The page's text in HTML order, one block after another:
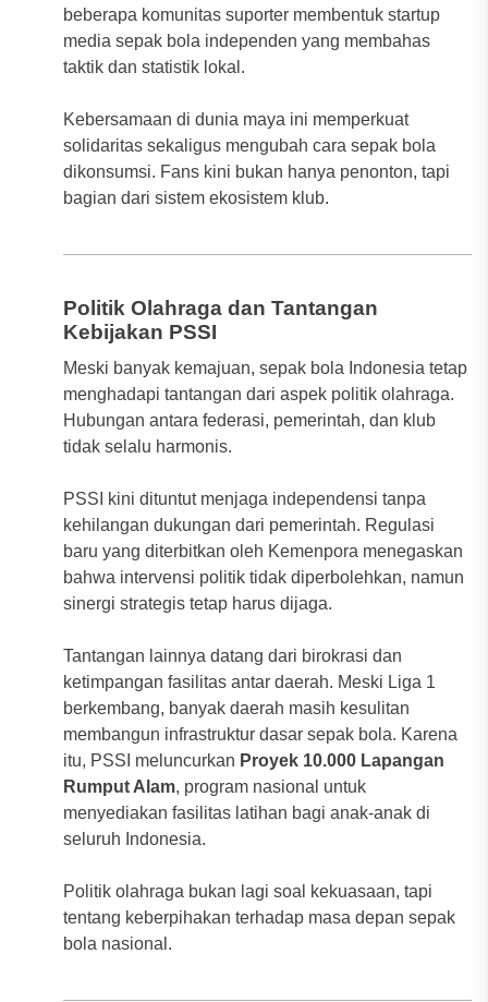
beberapa komunitas suporter membentuk startup
media sepak bola independen yang membahas
taktik dan statistik lokal.
Kebersamaan di dunia maya ini memperkuat
solidaritas sekaligus mengubah cara sepak bola
dikonsumsi. Fans kini bukan hanya penonton, tapi
bagian dari sistem ekosistem klub.
Politik Olahraga dan Tantangan
Kebijakan PSSI
Meski banyak kemajuan, sepak bola Indonesia tetap
menghadapi tantangan dari aspek politik olahraga.
Hubungan antara federasi, pemerintah, dan klub
tidak selalu harmonis.
PSSI kini dituntut menjaga independensi tanpa
kehilangan dukungan dari pemerintah. Regulasi
baru yang diterbitkan oleh Kemenpora menegaskan
bahwa intervensi politik tidak diperbolehkan, namun
sinergi strategis tetap harus dijaga.
Tantangan lainnya datang dari birokrasi dan
ketimpangan fasilitas antar daerah. Meski Liga 1
berkembang, banyak daerah masih kesulitan
membangun infrastruktur dasar sepak bola. Karena
itu, PSSI meluncurkan Proyek 10.000 Lapangan
Rumput Alam, program nasional untuk
menyediakan fasilitas latihan bagi anak-anak di
seluruh Indonesia.
Politik olahraga bukan lagi soal kekuasaan, tapi
tentang keberpihakan terhadap masa depan sepak
bola nasional.